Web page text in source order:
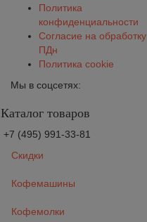
Политика
конфиденциальности
Согласие на обработку
ПДн
Политика cookie
Мы в соцсетях:
Каталог товаров
+7 (495) 991-33-81
Скидки
Кофемашины
Кофемолки